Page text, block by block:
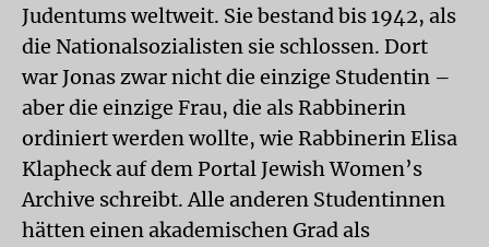
Judentums weltweit. Sie bestand bis 1942, als
die Nationalsozialisten sie schlossen. Dort
war Jonas zwar nicht die einzige Studentin –
aber die einzige Frau, die als Rabbinerin
ordiniert werden wollte, wie Rabbinerin Elisa
Klapheck auf dem Portal Jewish Women’s
Archive schreibt. Alle anderen Studentinnen
hätten einen akademischen Grad als